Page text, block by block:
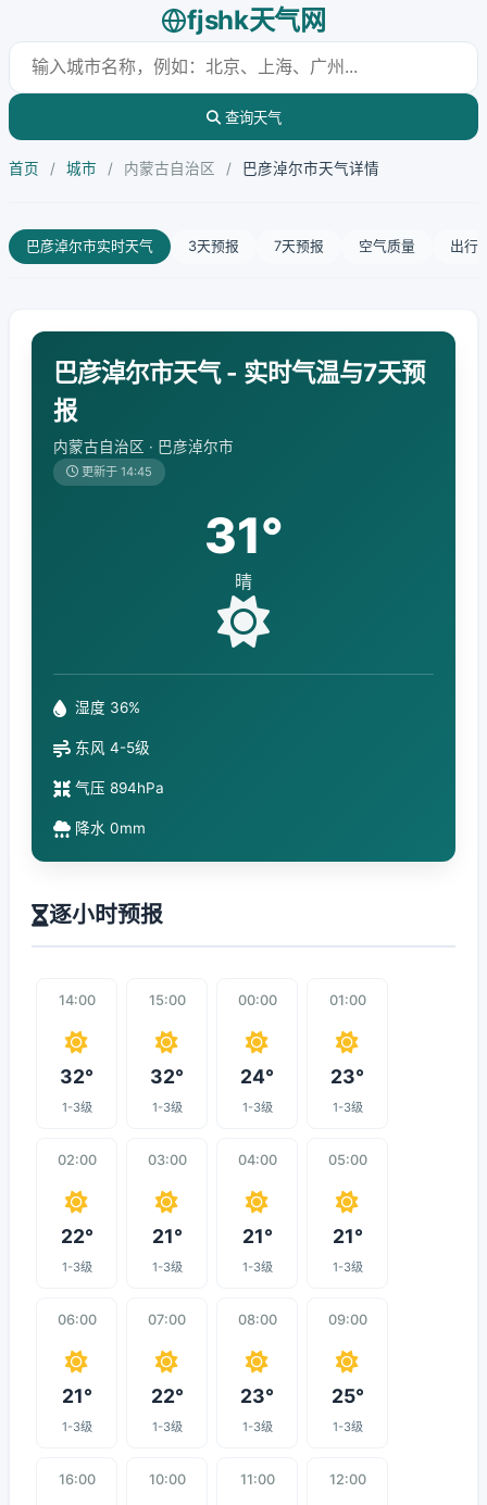
fjshk天气网
查询天气
首页 / 城市 / 内蒙古自治区 / 巴彦淖尔市天气详情
巴彦淖尔市实时天气 3天预报 7天预报 空气质量 出行
巴彦淖尔市天气 - 实时气温与7天预
报
内蒙古自治区 · 巴彦淖尔市
更新于 14:45
31°
晴
湿度 36%
东风 4-5级
气压 894hPa
降水 0mm
逐小时预报
14:00
32°
1-3级
15:00
32°
1-3级
00:00
24°
1-3级
01:00
23°
1-3级
02:00
22°
1-3级
03:00
21°
1-3级
04:00
21°
1-3级
05:00
21°
1-3级
06:00
21°
1-3级
07:00
22°
1-3级
08:00
23°
1-3级
09:00
25°
1-3级
16:00 10:00 11:00 12:00